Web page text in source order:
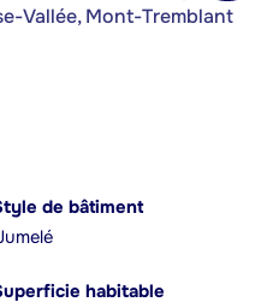
Vallée, Mont-Tremblant
de bâtiment
habitable